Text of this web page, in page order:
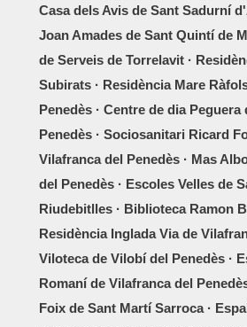
Casa dels Avis de Sant Sadurní
Joan Amades de Sant Quintí de
de Serveis de Torrelavit ·
Subirats · Residència Mare
Penedès · Centre de dia
Penedès · Sociosanitari Ricard
Vilafranca del Penedès · Mas
del Penedès · Escoles Velles de
Riudebitlles · Biblioteca Ramon
Residència Inglada Via de
Viloteca de Vilobí del Penedès ·
Romaní de Vilafranca del
Foix de Sant Martí Sarroca ·